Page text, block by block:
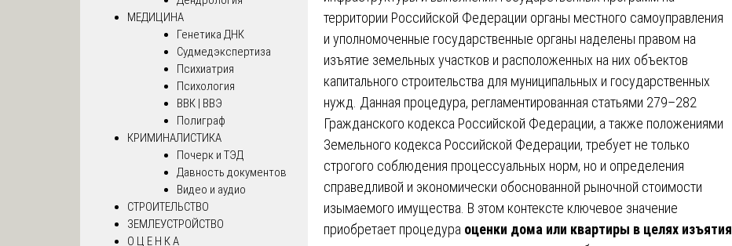
территории Российской Федерации органы местного самоуправления
и уполномоченные государственные органы наделены правом на
изъятие земельных участков и расположенных на них объектов
капитального строительства для муниципальных и государственных
нужд. Данная процедура, регламентированная статьями 279–282
Гражданского кодекса Российской Федерации, а также положениями
Земельного кодекса Российской Федерации, требует не только
строгого соблюдения процессуальных норм, но и определения
справедливой и экономически обоснованной рыночной стоимости
изымаемого имущества. В этом контексте ключевое значение
приобретает процедура оценки дома или квартиры в целях изъятия
МЕДИЦИНА
Генетика ДНК
Судмедэкспертиза
Психиатрия
Психология
ВВК | ВВЭ
Полиграф
КРИМИНАЛИСТИКА
Почерк и ТЭД
Давность документов
Видео и аудио
СТРОИТЕЛЬСТВО
ЗЕМЛЕУСТРОЙСТВО
О Ц Е Н К А